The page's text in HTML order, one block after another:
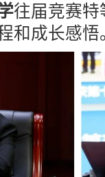
往届竞赛
和成长感悟